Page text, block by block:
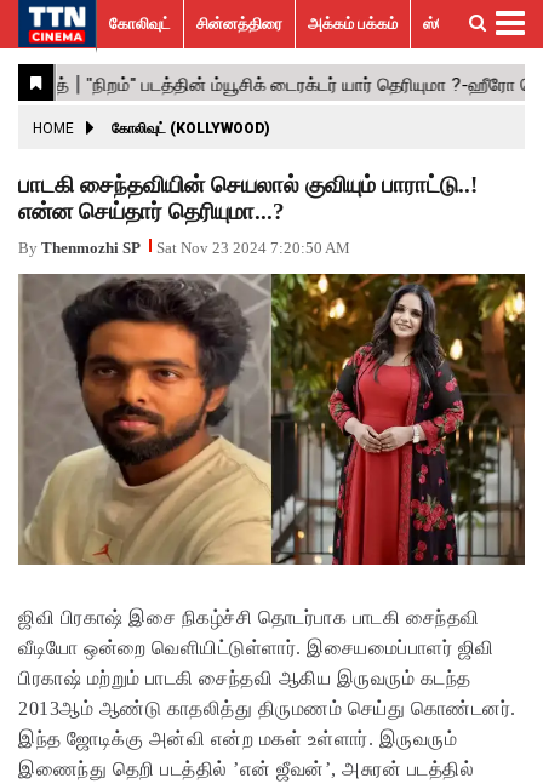
கோலிவுட்
சின்னத்திரை
பாலிவுட்
ஹாலிவுட்
அக்கம்
பக்கம்
ஸ்பெஷல்
ஸ்டோரீஸ்
விமர்சனம்
GALLERY
ACTRESS
ACTORS
MOVIESTILLS
EVENTS
VIDEOS
What’s
Hot
Trending
News
கோலிவுட் சின்னத்திரை அக்கம் பக்கம் ஸ்பெஷல் ஸ்டோரீஸ்
HOME கோலிவுட் (KOLLYWOOD)
பாடகி சைந்தவியின் செயலால் குவியும் பாராட்டு..!
என்ன செய்தார் தெரியுமா...?
By Thenmozhi SP Sat Nov 23 2024 7:20:50 AM
ஜிவி பிரகாஷ் இசை நிகழ்ச்சி தொடர்பாக பாடகி சைந்தவி
வீடியோ ஒன்றை வெளியிட்டுள்ளார். இசையமைப்பாளர் ஜிவி
பிரகாஷ் மற்றும் பாடகி சைந்தவி ஆகிய இருவரும் கடந்த
2013ஆம் ஆண்டு காதலித்து திருமணம் செய்து கொண்டனர்.
இந்த ஜோடிக்கு அன்வி என்ற மகள் உள்ளார். இருவரும்
இணைந்து தெறி படத்தில் ’என் ஜீவன்’, அசுரன் படத்தில்